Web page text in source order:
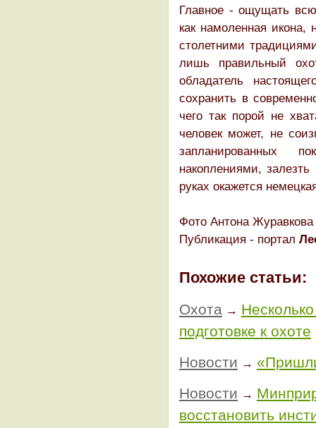
Главное - ощущать всю
как намоленная икона,
столетними
лишь правильный
обладатель
сохранить в
чего так порой не
человек может, не
запланированных
накоплениями,
руках окажется
Фото Антона Журавкова
Публикация - портал
Похожие статьи:
Охота→
подготовке к охоте
Новости →
Новости →
восстановить